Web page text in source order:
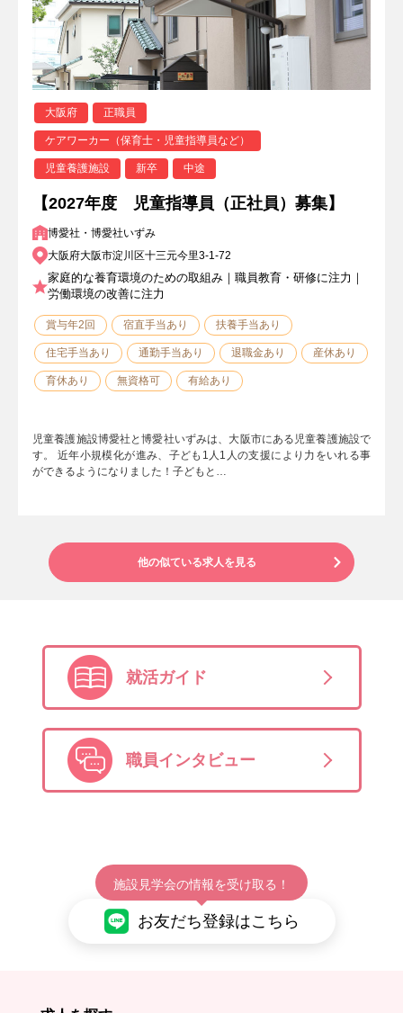
大阪府 正職員
ケアワーカー（保育士・児童指導員など）
児童養護施設 新卒 中途
【2027年度 児童指導員（正社員）募集】
博愛社・博愛社いずみ
大阪府大阪市淀川区十三元今里3-1-72
家庭的な養育環境のための取組み｜職員教育・研修に注力｜
労働環境の改善に注力
賞与年2回 宿直手当あり 扶養手当あり
住宅手当あり 通勤手当あり 退職金あり 産休あり
育休あり 無資格可 有給あり
児童養護施設博愛社と博愛社いずみは、大阪市にある児童養護施設で
す。 近年小規模化が進み、子ども1人1人の支援により力をいれる事
ができるようになりました！子どもと…
他の似ている求人を見る
就活ガイド
職員インタビュー
施設見学会の情報を受け取る！
お友だち登録はこちら